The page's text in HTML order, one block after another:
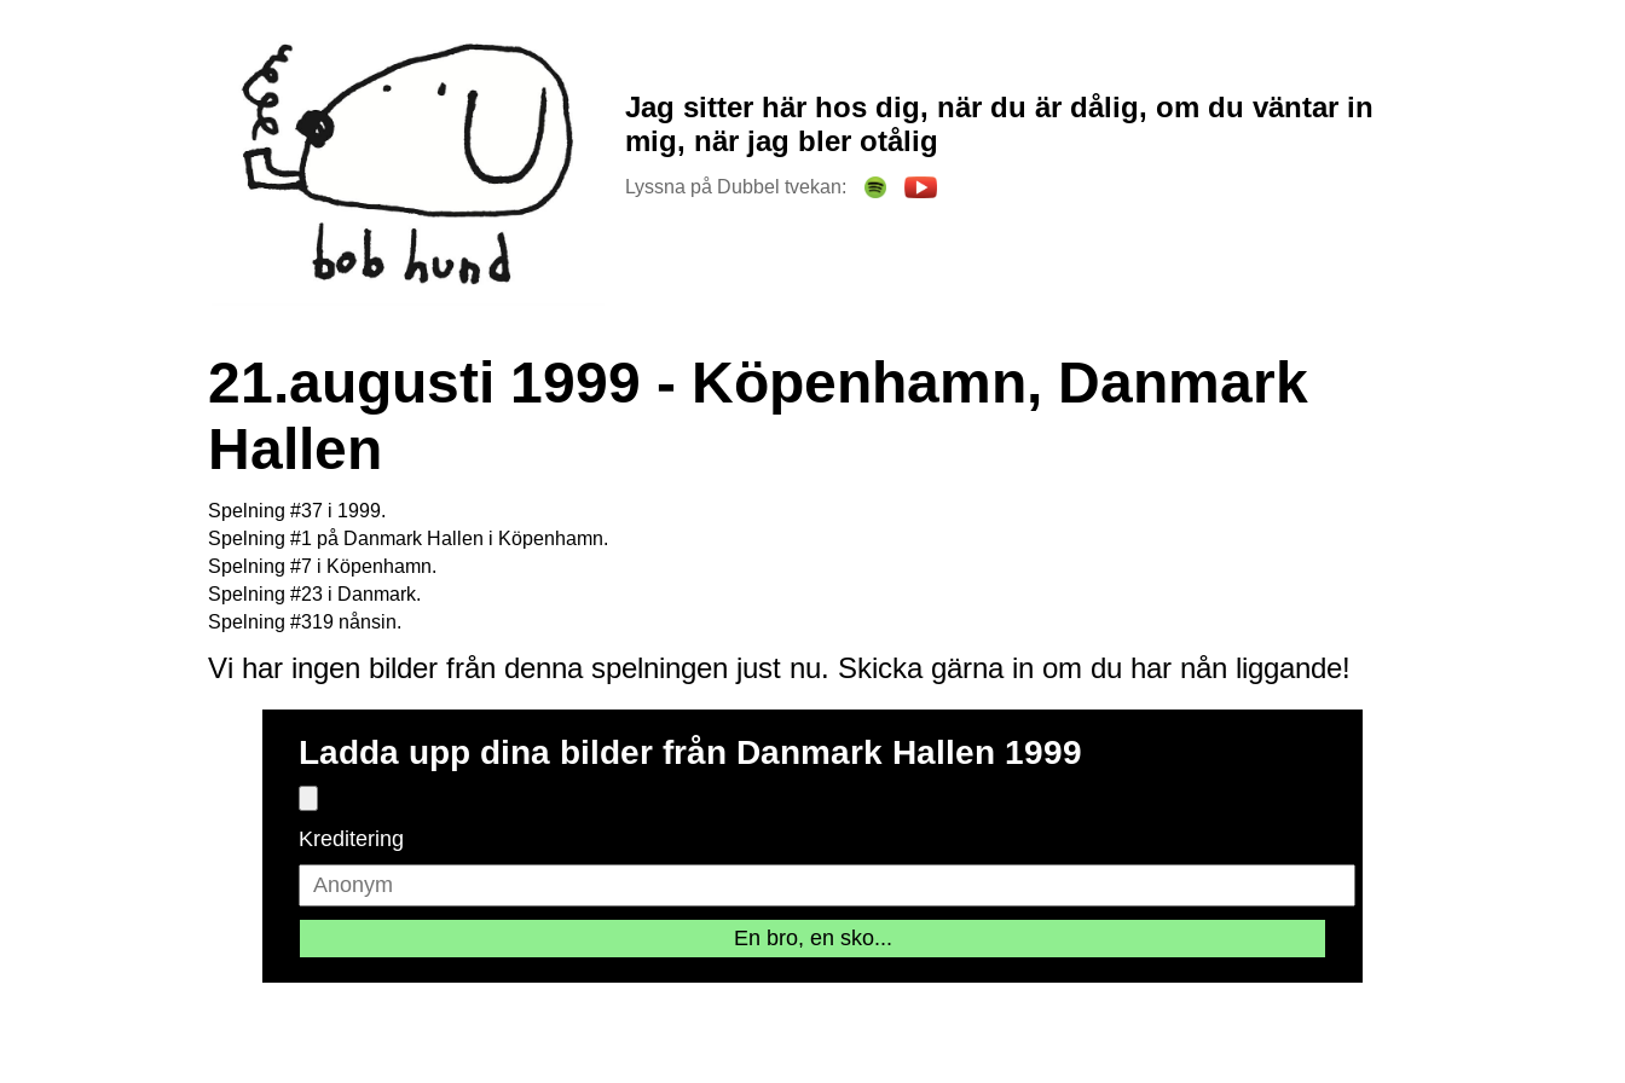
Jag sitter här hos dig, när du är dålig, om du väntar in
mig, när jag bler otålig
Lyssna på Dubbel tvekan:
21.augusti 1999 - Köpenhamn, Danmark
Hallen
Spelning #37 i 1999.
Spelning #1 på Danmark Hallen i Köpenhamn.
Spelning #7 i Köpenhamn.
Spelning #23 i Danmark.
Spelning #319 nånsin.
Vi har ingen bilder från denna spelningen just nu. Skicka gärna in om du har nån liggande!
Ladda upp dina bilder från Danmark Hallen 1999
Kreditering